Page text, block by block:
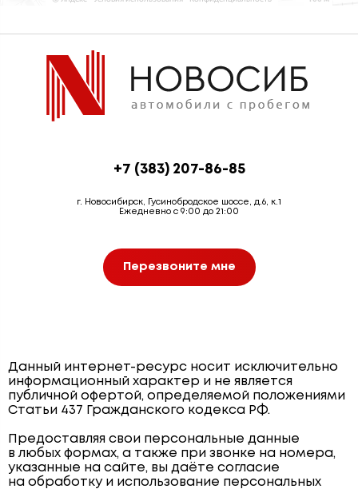
+7 (383) 207-86-85
г. Новосибирск, Гусинобродское шоссе, д.6, к.1
Ежедневно с 9:00 до 21:00
Перезвоните мне
Данный интернет-ресурс носит исключительно
информационный характер и не является
публичной офертой, определяемой положениями
Статьи 437 Гражданского кодекса РФ.
Предоставляя свои персональные данные
в любых формах, а также при звонке на номера,
указанные на сайте, вы даёте согласие
на обработку и использование персональных